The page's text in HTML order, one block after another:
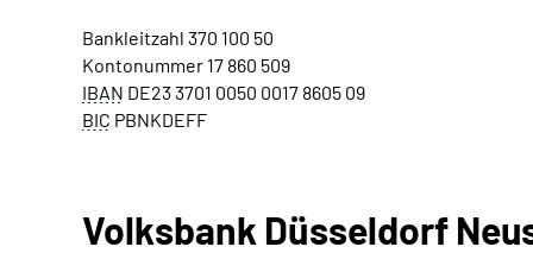
Bankleitzahl 370 100 50
Kontonummer 17 860 509
IBAN DE23 3701 0050 0017 8605 09
BIC PBNKDEFF
Volksbank Düsseldorf